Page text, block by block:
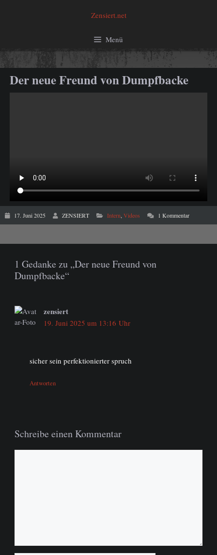
Zensiert.net
Menü
Der neue Freund von Dumpfbacke
17. Juni 2025 ZENSIERT Intern Videos 1 Kommentar
1 Gedanke zu „Der neue Freund von
Dumpfbacke“
zensiert
19. Juni 2025 um 13:16 Uhr
sicher sein perfektionierter spruch
Antworten
Schreibe einen Kommentar